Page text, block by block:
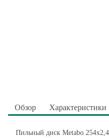
Обзор Характеристики
Пильный диск Metabo